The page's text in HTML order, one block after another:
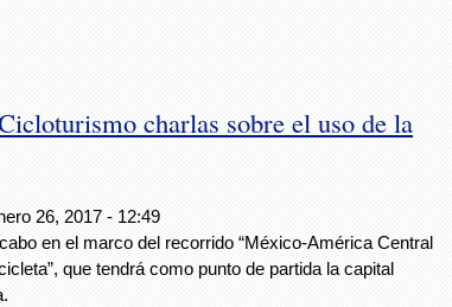
charlas sobre el uso de la
26, 2017 - 12:49
en el marco del recorrido “México-América Central
que tendrá como punto de partida la capital